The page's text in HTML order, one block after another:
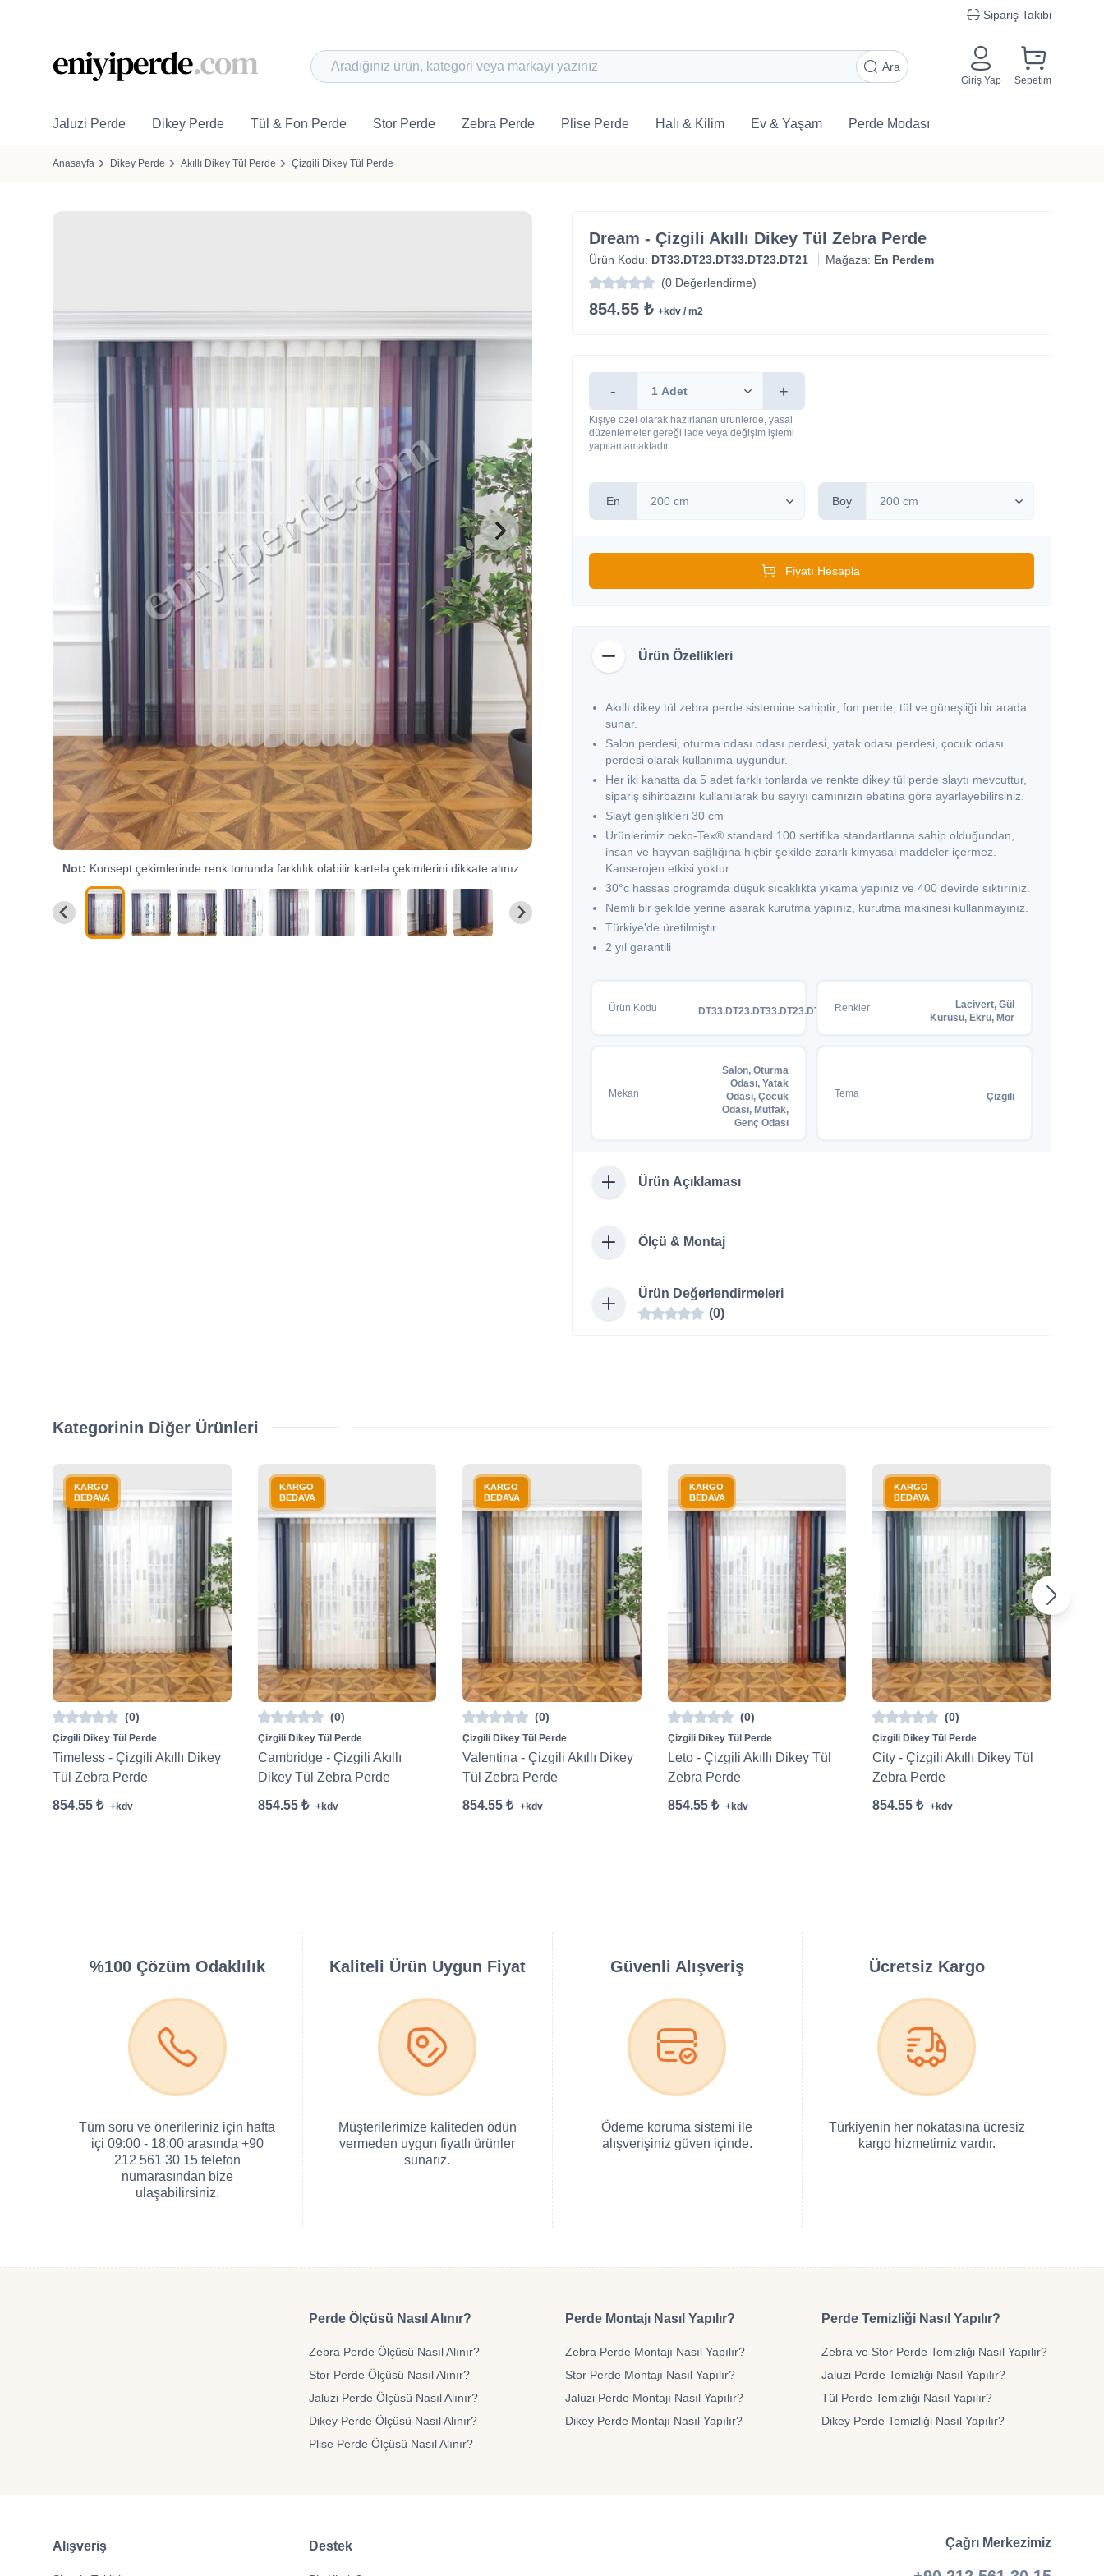
Sipariş Takibi
Giriş Yap Sepetim
Ara
Jaluzi Perde Dikey Perde Tül & Fon Perde Stor Perde Zebra Perde Plise Perde Halı & Kilim Ev & Yaşam Perde Modası
Anasayfa Dikey Perde Akıllı Dikey Tül Perde Çizgili Dikey Tül Perde
Not: Konsept çekimlerinde renk tonunda farklılık olabilir kartela çekimlerini dikkate alınız.
Dream - Çizgili Akıllı Dikey Tül Zebra Perde
Ürün Kodu: DT33.DT23.DT33.DT23.DT21 Mağaza: En Perdem
(0 Değerlendirme)
854.55 ₺ +kdv / m2
En Boy
- +
Kişiye özel olarak hazırlanan ürünlerde, yasal
düzenlemeler gereği iade veya değişim işlemi
yapılamamaktadır.
Fiyatı Hesapla
Ürün Özellikleri
Akıllı dikey tül zebra perde sistemine sahiptir; fon perde, tül ve güneşliği bir arada
sunar.
Salon perdesi, oturma odası odası perdesi, yatak odası perdesi, çocuk odası
perdesi olarak kullanıma uygundur.
Her iki kanatta da 5 adet farklı tonlarda ve renkte dikey tül perde slaytı mevcuttur,
sipariş sihirbazını kullanılarak bu sayıyı camınızın ebatına göre ayarlayebilirsiniz.
Slayt genişlikleri 30 cm
Ürünlerimiz oeko-Tex® standard 100 sertifika standartlarına sahip olduğundan,
insan ve hayvan sağlığına hiçbir şekilde zararlı kimyasal maddeler içermez.
Kanserojen etkisi yoktur.
30°c hassas programda düşük sıcaklıkta yıkama yapınız ve 400 devirde sıktırınız.
Nemli bir şekilde yerine asarak kurutma yapınız, kurutma makinesi kullanmayınız.
Türkiye'de üretilmiştir
2 yıl garantili
Ürün Kodu DT33.DT23.DT33.DT23.DT21 Renkler
Lacivert, Gül
Kurusu, Ekru, Mor
Mekan
Salon, Oturma
Odası, Yatak
Odası, Çocuk
Odası, Mutfak,
Genç Odası
Tema Çizgili
Ürün Açıklaması
Ölçü & Montaj
Ürün Değerlendirmeleri
(0)
Kategorinin Diğer Ürünleri
KARGO
BEDAVA
(0)
Çizgili Dikey Tül Perde
Timeless - Çizgili Akıllı Dikey
Tül Zebra Perde
854.55 ₺ +kdv
KARGO
BEDAVA
(0)
Çizgili Dikey Tül Perde
Cambridge - Çizgili Akıllı
Dikey Tül Zebra Perde
854.55 ₺
+kdv
KARGO
BEDAVA
(0)
Çizgili Dikey Tül Perde
Valentina - Çizgili Akıllı Dikey
Tül Zebra Perde
854.55 ₺ +kdv
KARGO
BEDAVA
(0)
Çizgili Dikey Tül Perde
Leto - Çizgili Akıllı Dikey Tül
Zebra Perde
854.55 ₺ +kdv
KARGO
BEDAVA
(0)
Çizgili Dikey Tül Perde
City - Çizgili Akıllı Dikey Tül
Zebra Perde
854.55 ₺ +kdv
%100 Çözüm Odaklılık
Tüm soru ve önerileriniz için hafta
içi 09:00 - 18:00 arasında +90
212 561 30 15 telefon
numarasından bize
ulaşabilirsiniz.
Kaliteli Ürün Uygun Fiyat
Müşterilerimize kaliteden ödün
vermeden uygun fiyatlı ürünler
sunarız.
Güvenli Alışveriş
Ödeme koruma sistemi ile
alışverişiniz güven içinde.
Ücretsiz Kargo
Türkiyenin her nokatasına ücresiz
kargo hizmetimiz vardır.
Perde Ölçüsü Nasıl Alınır?
Zebra Perde Ölçüsü Nasıl Alınır?
Stor Perde Ölçüsü Nasıl Alınır?
Jaluzi Perde Ölçüsü Nasıl Alınır?
Dikey Perde Ölçüsü Nasıl Alınır?
Plise Perde Ölçüsü Nasıl Alınır?
Perde Montajı Nasıl Yapılır?
Zebra Perde Montajı Nasıl Yapılır?
Stor Perde Montajı Nasıl Yapılır?
Jaluzi Perde Montajı Nasıl Yapılır?
Dikey Perde Montajı Nasıl Yapılır?
Perde Temizliği Nasıl Yapılır?
Zebra ve Stor Perde Temizliği Nasıl Yapılır?
Jaluzi Perde Temizliği Nasıl Yapılır?
Tül Perde Temizliği Nasıl Yapılır?
Dikey Perde Temizliği Nasıl Yapılır?
Alışveriş Destek Çağrı Merkezimiz